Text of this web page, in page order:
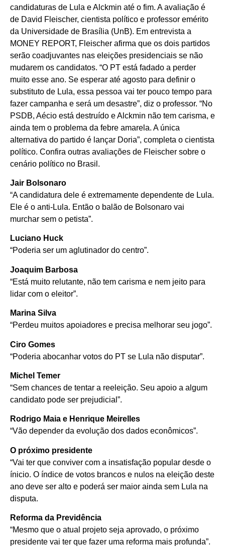
candidaturas de Lula e Alckmin até o fim. A avaliação é
de David Fleischer, cientista político e professor emérito
da Universidade de Brasília (UnB). Em entrevista a
MONEY REPORT, Fleischer afirma que os dois partidos
serão coadjuvantes nas eleições presidenciais se não
mudarem os candidatos. “O PT está fadado a perder
muito esse ano. Se esperar até agosto para definir o
substituto de Lula, essa pessoa vai ter pouco tempo para
fazer campanha e será um desastre”, diz o professor. “No
PSDB, Aécio está destruído e Alckmin não tem carisma, e
ainda tem o problema da febre amarela. A única
alternativa do partido é lançar Doria”, completa o cientista
político. Confira outras avaliações de Fleischer sobre o
cenário político no Brasil.
Jair Bolsonaro
“A candidatura dele é extremamente dependente de Lula.
Ele é o anti-Lula. Então o balão de Bolsonaro vai
murchar sem o petista”.
Luciano Huck
“Poderia ser um aglutinador do centro”.
Joaquim Barbosa
“Está muito relutante, não tem carisma e nem jeito para
lidar com o eleitor”.
Marina Silva
“Perdeu muitos apoiadores e precisa melhorar seu jogo”.
Ciro Gomes
“Poderia abocanhar votos do PT se Lula não disputar”.
Michel Temer
“Sem chances de tentar a reeleição. Seu apoio a algum
candidato pode ser prejudicial”.
Rodrigo Maia e Henrique Meirelles
“Vão depender da evolução dos dados econômicos”.
O próximo presidente
“Vai ter que conviver com a insatisfação popular desde o
ínicio. O índice de votos brancos e nulos na eleição deste
ano deve ser alto e poderá ser maior ainda sem Lula na
disputa.
Reforma da Previdência
“Mesmo que o atual projeto seja aprovado, o próximo
presidente vai ter que fazer uma reforma mais profunda”.